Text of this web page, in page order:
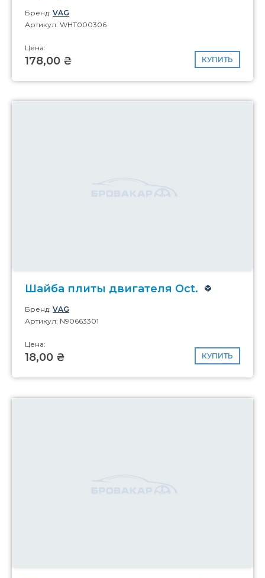
Бренд: VAG
Артикул: WHT000306
Цена:
178,00 ₴ КУПИТЬ
Шайба плиты двигателя Oct.
Бренд: VAG
Артикул: N90663301
Цена:
18,00 ₴ КУПИТЬ